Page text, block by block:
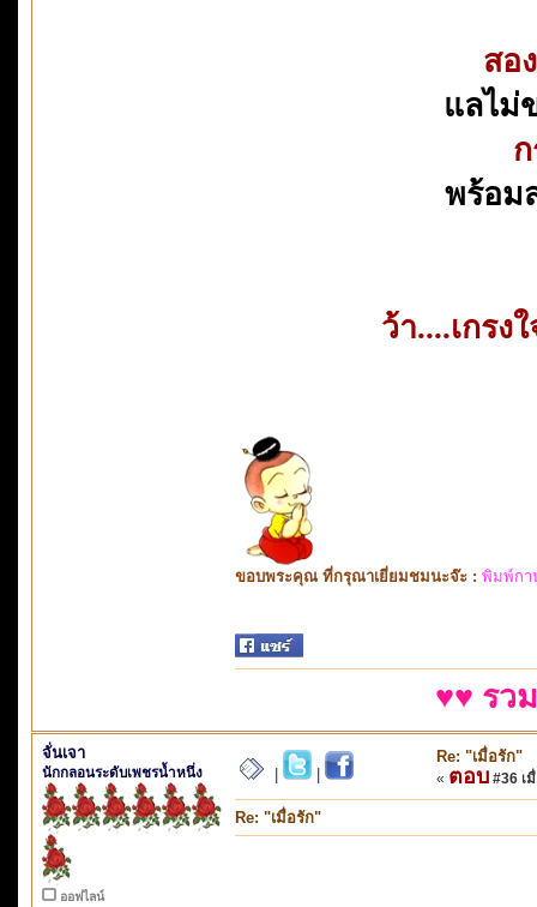
สอ
แลไม่
พร้อม
ว้า....เกรง
ขอบพระคุณ ที่กรุณาเยี่ยมชมนะจ๊ะ : พิมพ์กา
♥♥ รว
จั่นเจา
นักกลอนระดับเพชรน้ำหนึ่ง
ออฟไลน์
Re: "เมื่อรัก"
« ตอบ #36 เ
Re: "เมื่อรัก"